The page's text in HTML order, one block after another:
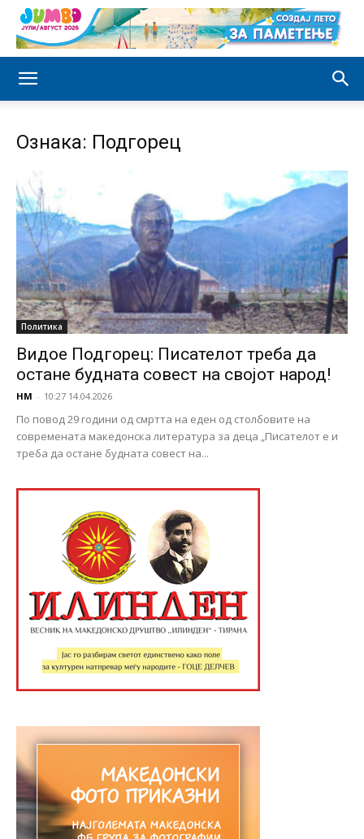
Ознака: Подгорец
Политика
Видое Подгорец: Писателот треба да
остане будната совест на својот народ!
НМ - 10:27 14.04.2026
По повод 29 години од смртта на еден од столбовите на
современата македонска литература за деца „Писателот е и
треба да остане будната совест на...